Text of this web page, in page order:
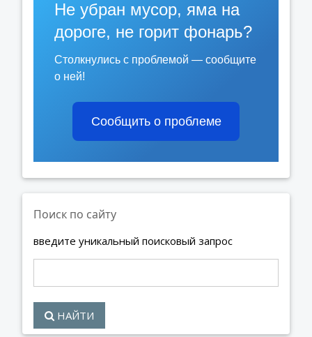
Не убран мусор, яма на
дороге, не горит фонарь?
Столкнулись с проблемой — сообщите
о ней!
Сообщить о проблеме
Поиск по сайту
введите уникальный поисковый запрос
НАЙТИ